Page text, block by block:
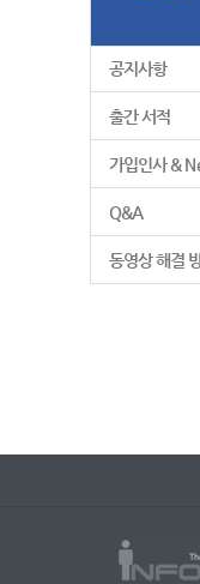
공지사항
출간 서적
가입인사 &
Q&A
동영상 해결